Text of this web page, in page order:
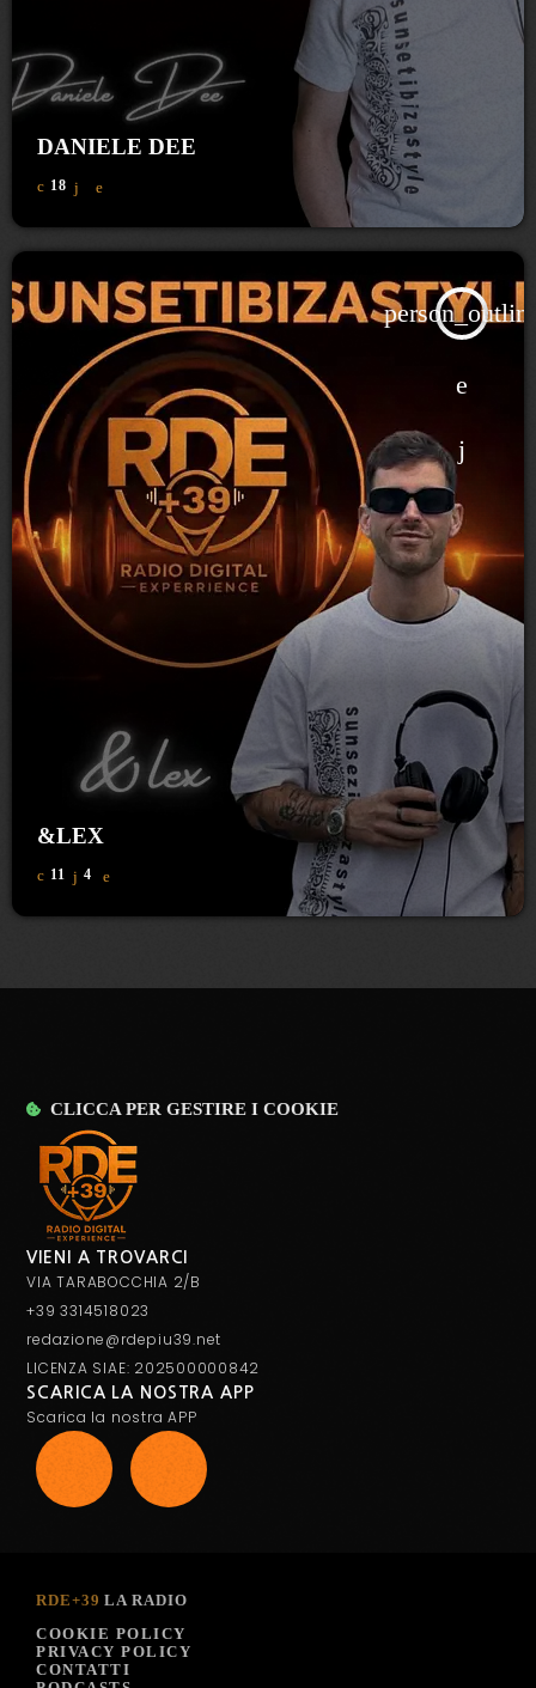
DANIELE DEE
18
&LEX
11 4
CLICCA PER GESTIRE I COOKIE
VIENI A TROVARCI
VIA TARABOCCHIA 2/B
+39 3314518023
redazione@rdepiu39.net
LICENZA SIAE: 202500000842
SCARICA LA NOSTRA APP
Scarica la nostra APP
RDE+39LA RADIO
COOKIE POLICY
PRIVACY POLICY
CONTATTI